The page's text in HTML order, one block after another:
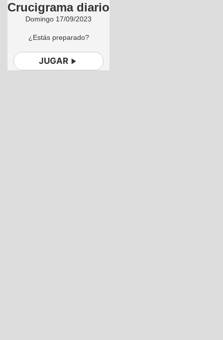
Crucigrama diario
Domingo 17/09/2023
¿Estás preparado?
JUGAR